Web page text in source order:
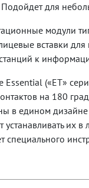
Подойдет для
модули
вставки
к
Essential («ET»
на 180
в едином
устанавливать их
специального